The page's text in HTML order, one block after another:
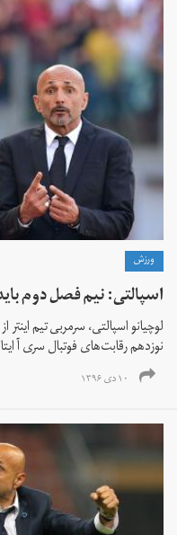
ورزش
اسپالتی: نیم فصل دوم
لوچیانو اسپالتی، سرمربی تیم
نوزدهم رقابت‌های فوتبال سری آ
۱۰ دی ۱۳۹۶